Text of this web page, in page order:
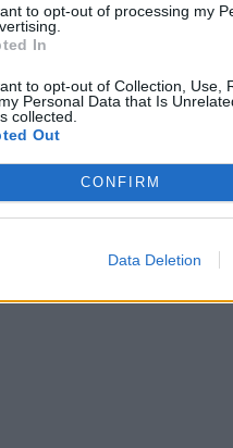
to opt-out of processing my
In
to opt-out of Collection, Use,
Personal Data that Is
collected.
Out
CONFIRM
Data Deletion